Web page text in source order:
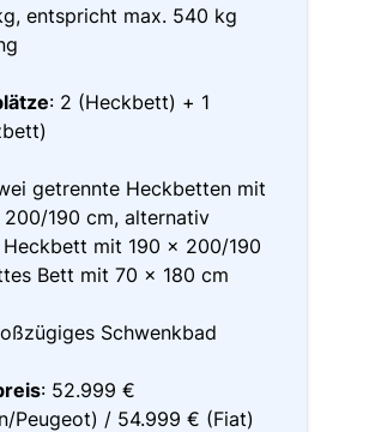
entspricht max. 540 kg
: 2 (Heckbett) + 1
getrennte Heckbetten mit
190 cm, alternativ
mit 190 x 200/190
Bett mit 70 x 180 cm
Schwenkbad
: 52.999 €
Peugeot) / 54.999 € (Fiat)